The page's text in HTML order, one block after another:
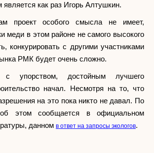
как раз Игорь Алтушкин.
проект особого смысла не имеет,
меди в этом районе не самого высокого
конкурировать с другими участниками
РМК будет очень сложно.
упорством, достойным лучшего
начал. Несмотря на то, что
на это пока никто не давал. По
этом сообщается в официальном
данном в ответ на запросы экологов.